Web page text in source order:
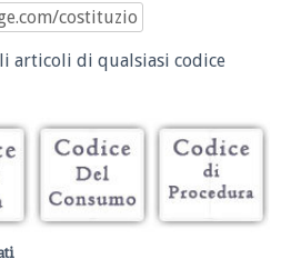
articoli di qualsiasi codice